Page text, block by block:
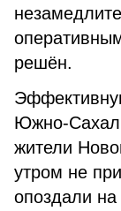
решён.
Южно-
жители
утром не
опоздали